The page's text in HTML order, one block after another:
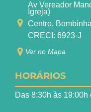
Av Vereador
Igreja)
Centro,
CRECI: 6923-J
Ver no Mapa
HORÁRIOS
Das 8:30h às